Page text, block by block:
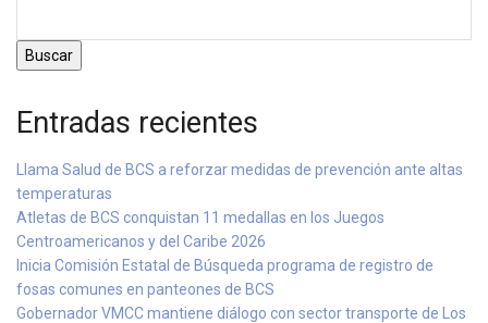
Buscar
Entradas recientes
Llama Salud de BCS a reforzar medidas de prevención ante altas
temperaturas
Atletas de BCS conquistan 11 medallas en los Juegos
Centroamericanos y del Caribe 2026
Inicia Comisión Estatal de Búsqueda programa de registro de
fosas comunes en panteones de BCS
Gobernador VMCC mantiene diálogo con sector transporte de Los